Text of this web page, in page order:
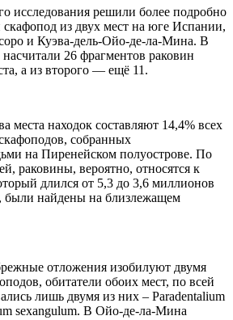
исследования решили более подробно
скафопод из двух мест на юге Испании,
и Куэва-дель-Ойо-де-ла-Мина. В
26 фрагментов раковин
а из второго — ещё 11.
места находок составляют 14,4% всех
собранных
на Пиренейском полуострове. По
раковины, вероятно, относятся к
длился от 5,3 до 3,6 миллионов
были найдены на близлежащем
отложения изобилуют двумя
обитатели обоих мест, по всей
лишь двумя из них – Paradentalium
sexangulum. В Ойо-де-ла-Мина